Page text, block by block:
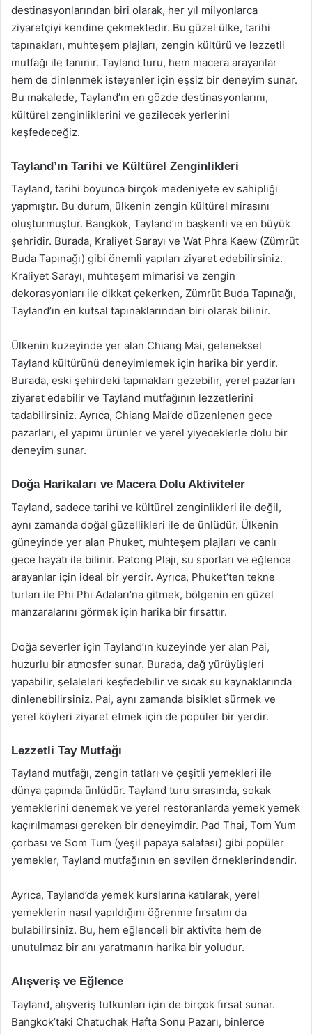
destinasyonlarından biri olarak, her yıl milyonlarca
ziyaretçiyi kendine çekmektedir. Bu güzel ülke, tarihi
tapınakları, muhteşem plajları, zengin kültürü ve lezzetli
mutfağı ile tanınır. Tayland turu, hem macera arayanlar
hem de dinlenmek isteyenler için eşsiz bir deneyim sunar.
Bu makalede, Tayland’ın en gözde destinasyonlarını,
kültürel zenginliklerini ve gezilecek yerlerini
keşfedeceğiz.
Tayland’ın Tarihi ve Kültürel Zenginlikleri
Tayland, tarihi boyunca birçok medeniyete ev sahipliği
yapmıştır. Bu durum, ülkenin zengin kültürel mirasını
oluşturmuştur. Bangkok, Tayland’ın başkenti ve en büyük
şehridir. Burada, Kraliyet Sarayı ve Wat Phra Kaew (Zümrüt
Buda Tapınağı) gibi önemli yapıları ziyaret edebilirsiniz.
Kraliyet Sarayı, muhteşem mimarisi ve zengin
dekorasyonları ile dikkat çekerken, Zümrüt Buda Tapınağı,
Tayland’ın en kutsal tapınaklarından biri olarak bilinir.
Ülkenin kuzeyinde yer alan Chiang Mai, geleneksel
Tayland kültürünü deneyimlemek için harika bir yerdir.
Burada, eski şehirdeki tapınakları gezebilir, yerel pazarları
ziyaret edebilir ve Tayland mutfağının lezzetlerini
tadabilirsiniz. Ayrıca, Chiang Mai’de düzenlenen gece
pazarları, el yapımı ürünler ve yerel yiyeceklerle dolu bir
deneyim sunar.
Doğa Harikaları ve Macera Dolu Aktiviteler
Tayland, sadece tarihi ve kültürel zenginlikleri ile değil,
aynı zamanda doğal güzellikleri ile de ünlüdür. Ülkenin
güneyinde yer alan Phuket, muhteşem plajları ve canlı
gece hayatı ile bilinir. Patong Plajı, su sporları ve eğlence
arayanlar için ideal bir yerdir. Ayrıca, Phuket’ten tekne
turları ile Phi Phi Adaları’na gitmek, bölgenin en güzel
manzaralarını görmek için harika bir fırsattır.
Doğa severler için Tayland’ın kuzeyinde yer alan Pai,
huzurlu bir atmosfer sunar. Burada, dağ yürüyüşleri
yapabilir, şelaleleri keşfedebilir ve sıcak su kaynaklarında
dinlenebilirsiniz. Pai, aynı zamanda bisiklet sürmek ve
yerel köyleri ziyaret etmek için de popüler bir yerdir.
Lezzetli Tay Mutfağı
Tayland mutfağı, zengin tatları ve çeşitli yemekleri ile
dünya çapında ünlüdür. Tayland turu sırasında, sokak
yemeklerini denemek ve yerel restoranlarda yemek yemek
kaçırılmaması gereken bir deneyimdir. Pad Thai, Tom Yum
çorbası ve Som Tum (yeşil papaya salatası) gibi popüler
yemekler, Tayland mutfağının en sevilen örneklerindendir.
Ayrıca, Tayland’da yemek kurslarına katılarak, yerel
yemeklerin nasıl yapıldığını öğrenme fırsatını da
bulabilirsiniz. Bu, hem eğlenceli bir aktivite hem de
unutulmaz bir anı yaratmanın harika bir yoludur.
Alışveriş ve Eğlence
Tayland, alışveriş tutkunları için de birçok fırsat sunar.
Bangkok’taki Chatuchak Hafta Sonu Pazarı, binlerce